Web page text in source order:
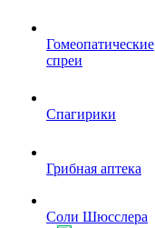
Гомеопатические
спреи
Спагирики
Грибная аптека
Соли Шюсслера